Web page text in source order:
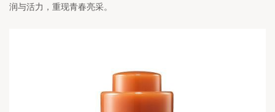
润与活力，重现青春亮采。